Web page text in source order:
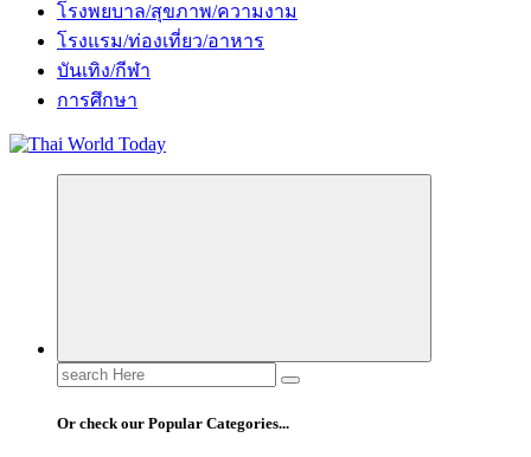
โรงพยบาล/สุขภาพ/ความงาม
โรงแรม/ท่องเที่ยว/อาหาร
บันเทิง/กีฬา
การศึกษา
Search
for:
Or check our Popular Categories...